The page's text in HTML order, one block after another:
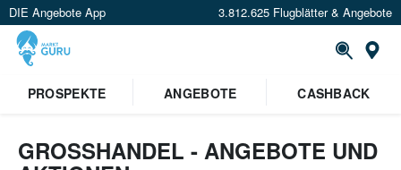
DIE Angebote App 3.812.625 Flugblätter & Angebote
PROSPEKTE
ANGEBOTE CASHBACK
GROSSHANDEL - ANGEBOTE UND A